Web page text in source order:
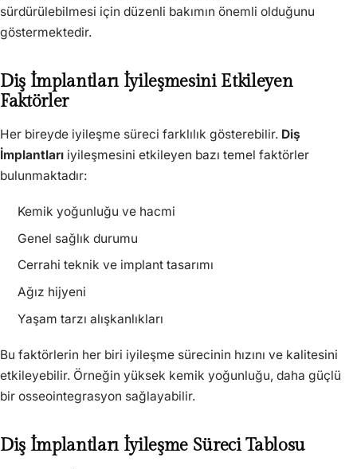
sürdürülebilmesi için düzenli bakımın önemli olduğunu
göstermektedir.
Diş İmplantları İyileşmesini Etkileyen
Faktörler
Her bireyde iyileşme süreci farklılık gösterebilir. Diş
İmplantları iyileşmesini etkileyen bazı temel faktörler
bulunmaktadır:
Kemik yoğunluğu ve hacmi
Genel sağlık durumu
Cerrahi teknik ve implant tasarımı
Ağız hijyeni
Yaşam tarzı alışkanlıkları
Bu faktörlerin her biri iyileşme sürecinin hızını ve kalitesini
etkileyebilir. Örneğin yüksek kemik yoğunluğu, daha güçlü
bir osseointegrasyon sağlayabilir.
Diş İmplantları İyileşme Süreci Tablosu